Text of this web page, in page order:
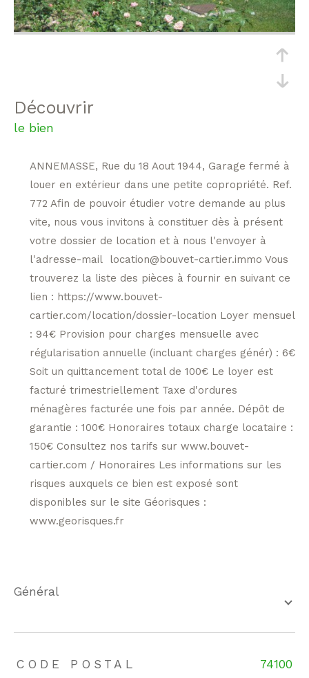
découvrir
le bien
ANNEMASSE, Rue du 18 Aout 1944, Garage fermé à
louer en extérieur dans une petite copropriété. Ref.
772 Afin de pouvoir étudier votre demande au plus
vite, nous vous invitons à constituer dès à présent
votre dossier de location et à nous l'envoyer à
l'adresse-mail location@bouvet-cartier.immo Vous
trouverez la liste des pièces à fournir en suivant ce
lien : https://www.bouvet-
cartier.com/location/dossier-location Loyer mensuel
: 94€ Provision pour charges mensuelle avec
régularisation annuelle (incluant charges génér) : 6€
Soit un quittancement total de 100€ Le loyer est
facturé trimestriellement Taxe d'ordures
ménagères facturée une fois par année. Dépôt de
garantie : 100€ Honoraires totaux charge locataire :
150€ Consultez nos tarifs sur www.bouvet-
cartier.com / Honoraires Les informations sur les
risques auxquels ce bien est exposé sont
disponibles sur le site Géorisques :
www.georisques.fr
général
TRAD_ZEPHYR_Caracteristique TRAD_ZEPHYR_Valeurs
CODE POSTAL 74100